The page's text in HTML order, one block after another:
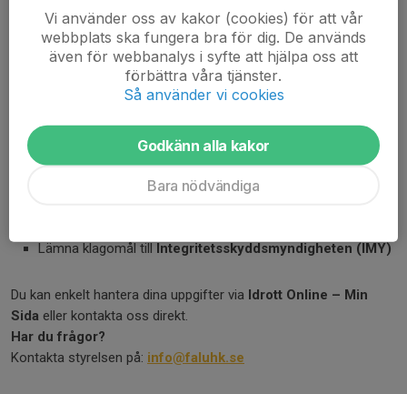
Hur länge sparas dina uppgifter?
Vi går igenom våra register varje år. Uppgifter som inte längre
Du har rätt att:
Se vilka uppgifter vi har om dig
Få felaktiga uppgifter rättade eller raderade
Lämna klagomål till Integritetsskyddsmyndigheten (IMY)
Du kan enkelt hantera dina uppgifter via Idrott Online – Min
Sida eller kontakta oss direkt.
Har du frågor?
Kontakta styrelsen på: info@faluhk.se
Vi använder oss av kakor (cookies) för att vår
webbplats ska fungera bra för dig. De används
även för webbanalys i syfte att hjälpa oss att
förbättra våra tjänster.
Så använder vi cookies
Godkänn alla kakor
Bara nödvändiga